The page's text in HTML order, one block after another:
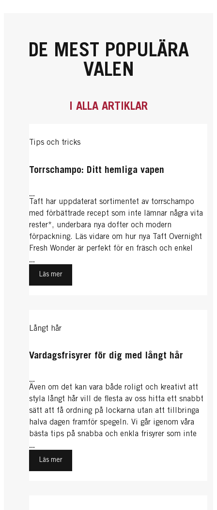
DE MEST POPULÄRA
VALEN
I ALLA ARTIKLAR
Tips och tricks
Torrschampo: Ditt hemliga vapen
...
Taft har uppdaterat sortimentet av torrschampo
med förbättrade recept som inte lämnar några vita
rester*, underbara nya dofter och modern
förpackning. Läs vidare om hur nya Taft Overnight
Fresh Wonder är perfekt för en fräsch och enkel
look.
...
Läs mer
Långt hår
Vardagsfrisyrer för dig med långt hår
...
Även om det kan vara både roligt och kreativt att
styla långt hår vill de flesta av oss hitta ett snabbt
sätt att få ordning på lockarna utan att tillbringa
halva dagen framför spegeln. Vi går igenom våra
bästa tips på snabba och enkla frisyrer som inte
bara sparar välbehövlig tid, utan också får dig att
se enastående ut – och känna dig därefter.
...
Läs mer